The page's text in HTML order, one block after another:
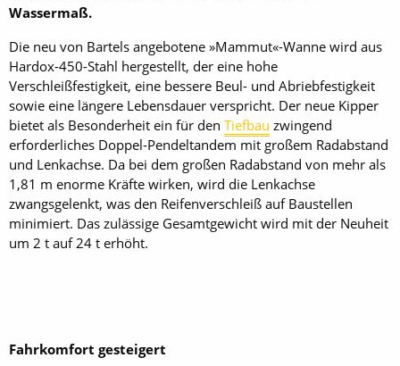
Wassermaß.
Die neu von Bartels angebotene »Mammut«-Wanne wird aus
Hardox-450-Stahl hergestellt, der eine hohe
Verschleißfestigkeit, eine bessere Beul- und Abriebfestigkeit
sowie eine längere Lebensdauer verspricht. Der neue Kipper
bietet als Besonderheit ein für den Tiefbau zwingend
erforderliches Doppel-­Pendeltandem mit großem Radabstand
und Lenkachse. Da bei dem großen Radabstand von mehr als
1,81 m enorme Kräfte wirken, wird die Lenkachse
zwangsgelenkt, was den Reifenverschleiß auf Baustellen
minimiert. Das zulässige Gesamtgewicht wird mit der Neuheit
um 2 t auf 24 t erhöht.
Fahrkomfort gesteigert